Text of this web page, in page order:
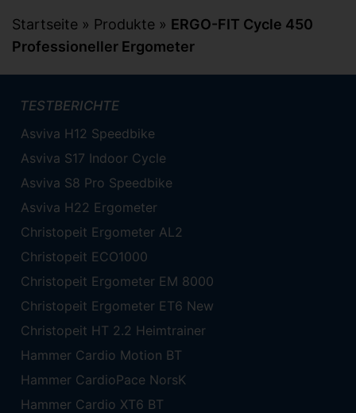
Startseite » Produkte » ERGO-FIT Cycle 450
Professioneller Ergometer
TESTBERICHTE
Asviva H12 Speedbike
Asviva S17 Indoor Cycle
Asviva S8 Pro Speedbike
Asviva H22 Ergometer
Christopeit Ergometer AL2
Christopeit ECO1000
Christopeit Ergometer EM 8000
Christopeit Ergometer ET6 New
Christopeit HT 2.2 Heimtrainer
Hammer Cardio Motion BT
Hammer CardioPace NorsK
Hammer Cardio XT6 BT